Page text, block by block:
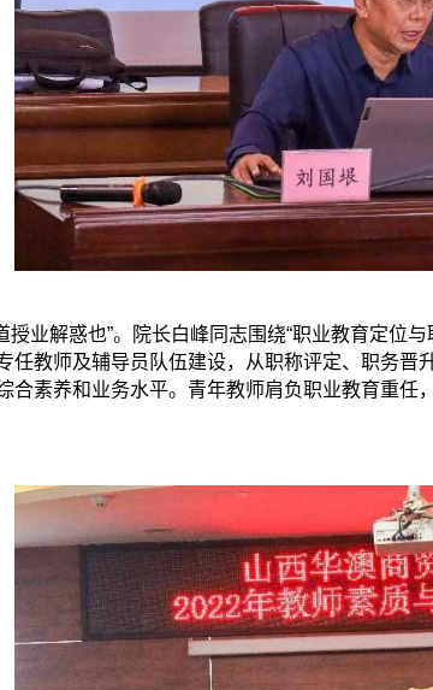
授业解惑也”。院长白峰同志围绕“职业教育定位
任教师及辅导员队伍建设，从职称评定、职务
合素养和业务水平。青年教师肩负职业教育重